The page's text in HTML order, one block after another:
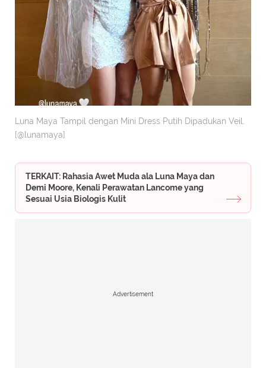
Luna Maya Tampil dengan Mini Dress Putih Dipadukan Veil.
[@lunamaya]
TERKAIT: Rahasia Awet Muda ala Luna Maya dan
Demi Moore, Kenali Perawatan Lancome yang
Sesuai Usia Biologis Kulit
Advertisement